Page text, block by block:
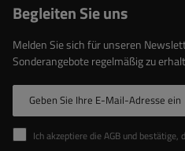
Begleiten Sie uns
Melden Sie sich für unseren
Sonderangebote regelmäßig zu
Geben Sie Ihre E-Mail-Adresse ein
Ich akzeptiere die AGB und bestätige, dass ich die